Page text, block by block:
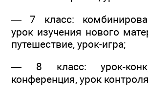
— 7 класс:
урок изучения нового
путешествие, урок-игра;
— 8 класс: урок-
конференция, урок